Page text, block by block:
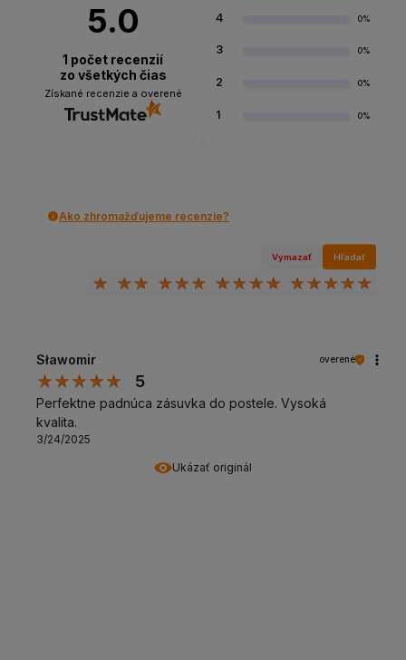
5.0
1 počet recenzií
zo všetkých čias
Získané recenzie a overené
4 0%
3 0%
2 0%
1 0%
Ako zhromažďujeme recenzie?
Vymazať Hľadať
Ukázať originál
Sławomir overené
5
Perfektne padnúca zásuvka do postele. Vysoká
kvalita.
3/24/2025